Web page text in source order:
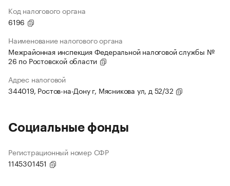
Код налогового органа
6196
Наименование налогового органа
Межрайонная инспекция Федеральной налоговой службы №
26 по Ростовской области
Адрес налоговой
344019, Ростов-на-Дону г, Мясникова ул, д 52/32
Социальные фонды
Регистрационный номер СФР
1145301451